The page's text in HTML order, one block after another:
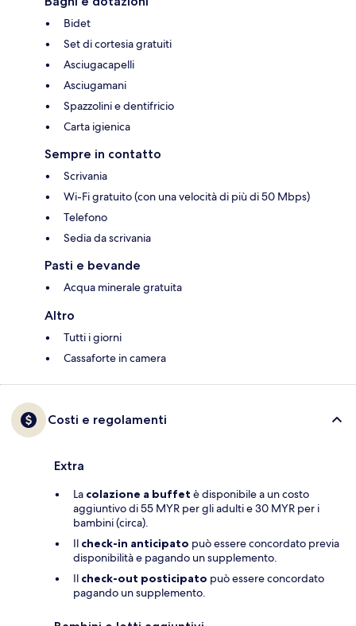
Bidet
Set di cortesia gratuiti
Asciugacapelli
Asciugamani
Spazzolini e dentifricio
Carta igienica
Sempre in contatto
Scrivania
Wi-Fi gratuito (con una velocità di più di 50 Mbps)
Telefono
Sedia da scrivania
Pasti e bevande
Acqua minerale gratuita
Altro
Tutti i giorni
Cassaforte in camera
Costi e regolamenti
Extra
La colazione a buffet è disponibile a un costo
aggiuntivo di 55 MYR per gli adulti e 30 MYR per i
bambini (circa).
Il check-in anticipato può essere concordato previa
disponibilità e pagando un supplemento.
Il check-out posticipato può essere concordato
pagando un supplemento.